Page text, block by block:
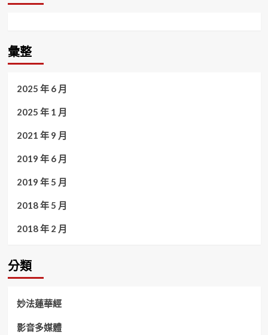
彙整
2025 年 6 月
2025 年 1 月
2021 年 9 月
2019 年 6 月
2019 年 5 月
2018 年 5 月
2018 年 2 月
分類
妙法蓮華經
影音多媒體